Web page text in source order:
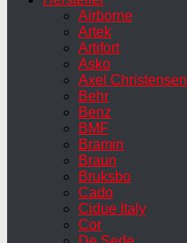
Airborne
Artek
Artifort
Asko
Axel Christensen
Behr
Benz
BMF
Bramin
Braun
Bruksbo
Cado
Cidue Italy
Cor